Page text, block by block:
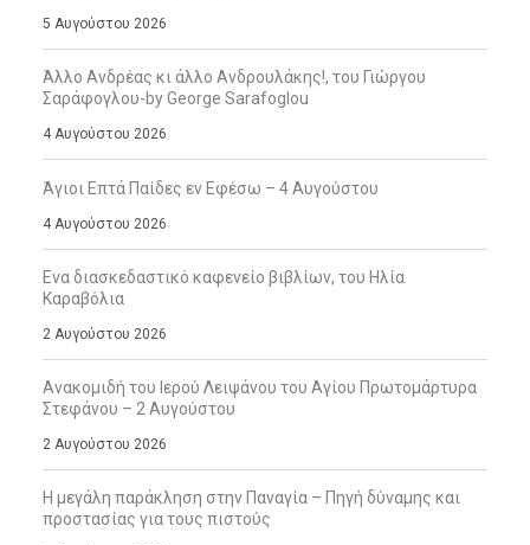
5 Αυγούστου 2026
Άλλο Ανδρέας κι άλλο Ανδρουλάκης!, του Γιώργου
Σαράφογλου-by George Sarafoglou
4 Αυγούστου 2026
Άγιοι Επτά Παίδες εν Εφέσω – 4 Αυγούστου
4 Αυγούστου 2026
Ενα διασκεδαστικό καφενείο βιβλίων, του Ηλία
Καραβόλια
2 Αυγούστου 2026
Ανακομιδή του Ιερού Λειψάνου του Αγίου Πρωτομάρτυρα
Στεφάνου – 2 Αυγούστου
2 Αυγούστου 2026
Η μεγάλη παράκληση στην Παναγία – Πηγή δύναμης και
προστασίας για τους πιστούς